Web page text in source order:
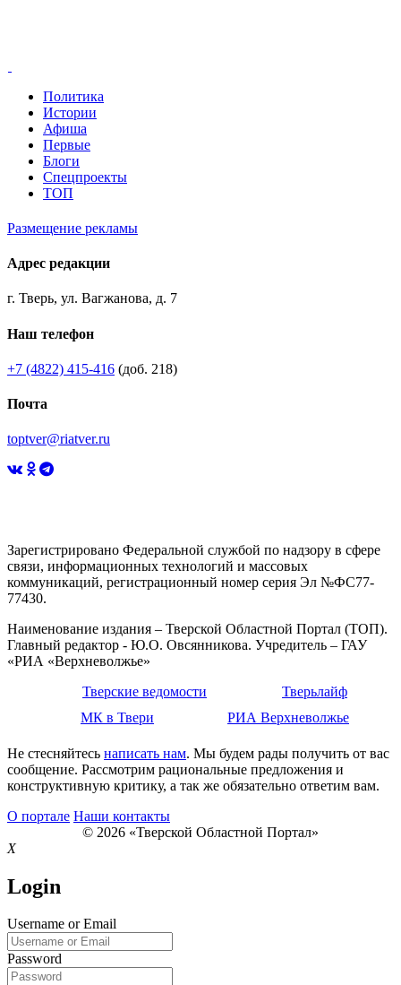
Политика
Истории
Афиша
Первые
Блоги
Спецпроекты
ТОП
Размещение рекламы
Адрес редакции
г. Тверь, ул. Вагжанова, д. 7
Наш телефон
+7 (4822) 415-416 (доб. 218)
Почта
toptver@riatver.ru
Зарегистрировано Федеральной службой по надзору в сфере
связи, информационных технологий и массовых
коммуникаций, регистрационный номер серия Эл №ФС77-
77430.
Наименование издания – Тверской Областной Портал (ТОП).
Главный редактор - Ю.О. Овсянникова. Учредитель – ГАУ
«РИА «Верхневолжье»
Тверские ведомости
Тверьлайф
МК в Твери
РИА Верхневолжье
Не стесняйтесь написать нам. Мы будем рады получить от вас
сообщение. Рассмотрим рациональные предложения и
конструктивную критику, а так же обязательно ответим вам.
О портале Наши контакты
© 2026 «Тверской Областной Портал»
X
Login
Username or Email
Password